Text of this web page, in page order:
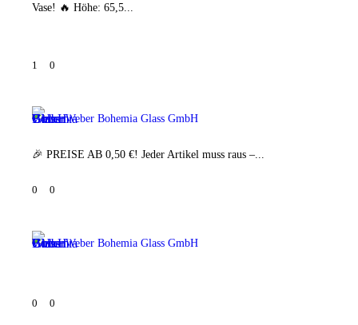
Vase! 🔥 Höhe: 65,5...
1 0
Weber Bohemia Glass GmbH
🎉 PREISE AB 0,50 €! Jeder Artikel muss raus –...
0 0
Weber Bohemia Glass GmbH
0 0